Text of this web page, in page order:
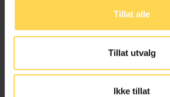
Tillat alle
Tillat utvalg
Ikke tillat